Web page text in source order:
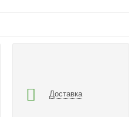
Доставка